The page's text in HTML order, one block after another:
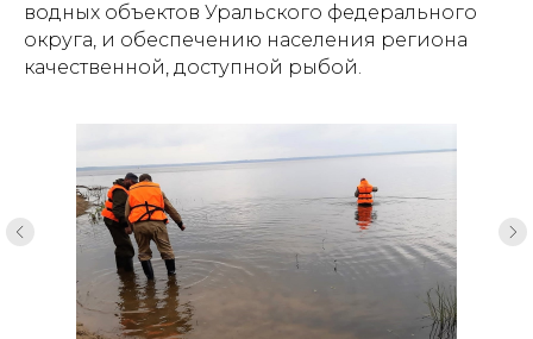
водных объектов Уральского федерального
округа, и обеспечению населения региона
качественной, доступной рыбой.